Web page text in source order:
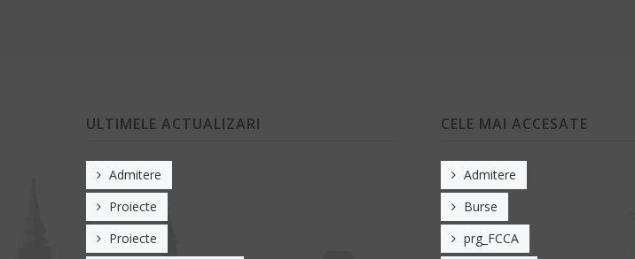
ULTIMELE ACTUALIZARI
Admitere
Proiecte
Proiecte
CELE MAI ACCESATE
Admitere
Burse
prg_FCCA